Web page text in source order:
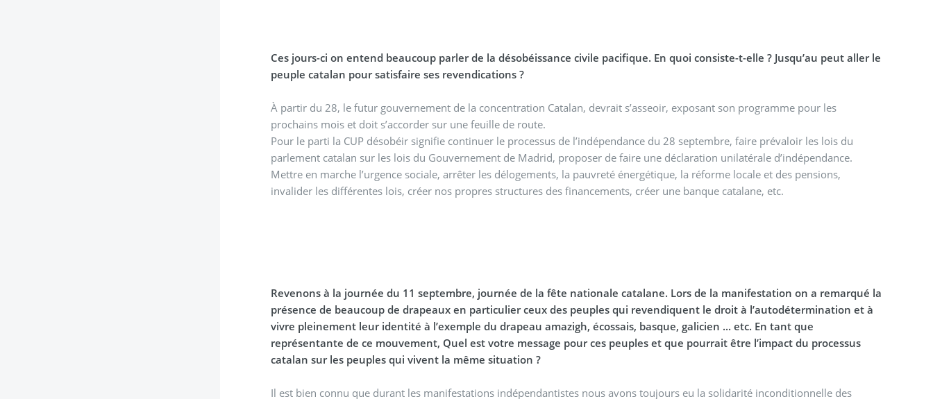
Ces jours-ci on entend beaucoup parler de la désobéissance civile pacifique. En quoi consiste-t-elle ? Jusqu’au peut aller le
peuple catalan pour satisfaire ses revendications ?
À partir du 28, le futur gouvernement de la concentration Catalan, devrait s’asseoir, exposant son programme pour les
prochains mois et doit s’accorder sur une feuille de route.
Pour le parti la CUP désobéir signifie continuer le processus de l’indépendance du 28 septembre, faire prévaloir les lois du
parlement catalan sur les lois du Gouvernement de Madrid, proposer de faire une déclaration unilatérale d’indépendance.
Mettre en marche l’urgence sociale, arrêter les délogements, la pauvreté énergétique, la réforme locale et des pensions,
invalider les différentes lois, créer nos propres structures des financements, créer une banque catalane, etc.
Revenons à la journée du 11 septembre, journée de la fête nationale catalane. Lors de la manifestation on a remarqué la
présence de beaucoup de drapeaux en particulier ceux des peuples qui revendiquent le droit à l’autodétermination et à
vivre pleinement leur identité à l’exemple du drapeau amazigh, écossais, basque, galicien ... etc. En tant que
représentante de ce mouvement, Quel est votre message pour ces peuples et que pourrait être l’impact du processus
catalan sur les peuples qui vivent la même situation ?
Il est bien connu que durant les manifestations indépendantistes nous avons toujours eu la solidarité inconditionnelle des